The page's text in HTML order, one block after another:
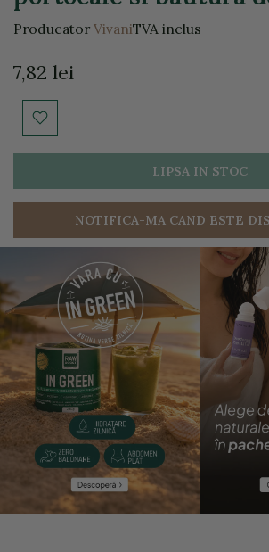
Producator VivaniTVA inclus
7,82 lei
LIPSA IN STOC
NOTIFICA-MA CAND ESTE